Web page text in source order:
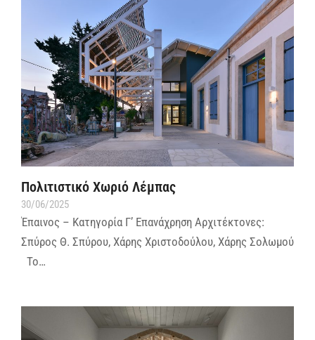
Πολιτιστικό Χωριό Λέμπας
30/06/2025
Έπαινος – Κατηγορία Γ’ Επανάχρηση Αρχιτέκτονες:
Σπύρος Θ. Σπύρου, Χάρης Χριστοδούλου, Χάρης Σολωμού
Το…